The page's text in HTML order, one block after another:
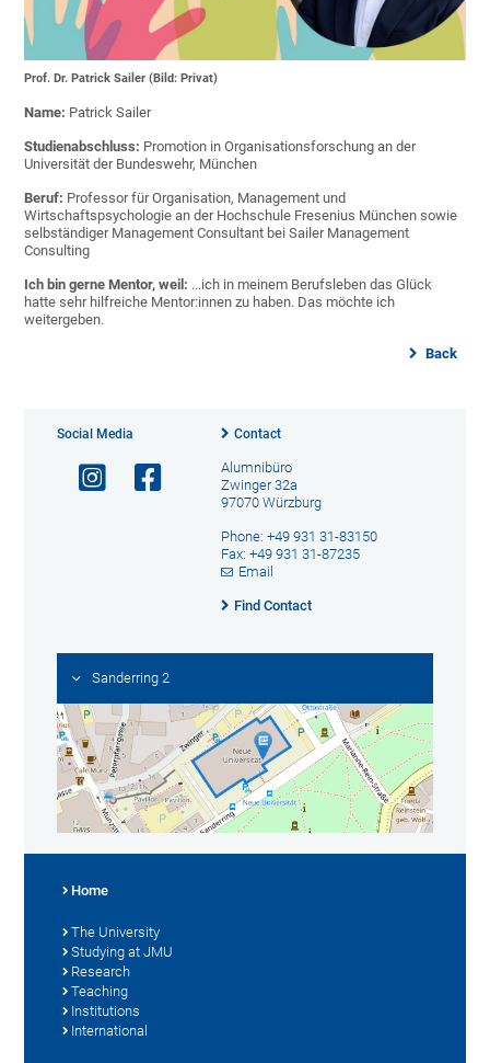
Prof. Dr. Patrick Sailer (Bild: Privat)
Name: Patrick Sailer
Studienabschluss: Promotion in Organisationsforschung an der
Universität der Bundeswehr, München
Beruf: Professor für Organisation, Management und
Wirtschaftspsychologie an der Hochschule Fresenius München sowie
selbständiger Management Consultant bei Sailer Management
Consulting
Ich bin gerne Mentor, weil: ...ich in meinem Berufsleben das Glück
hatte sehr hilfreiche Mentor:innen zu haben. Das möchte ich
weitergeben.
Back
Social Media Contact
Alumnibüro
Zwinger 32a
97070 Würzburg
Phone: +49 931 31-83150
Fax: +49 931 31-87235
Email
Find Contact
Sanderring 2
Home
The University
Studying at JMU
Research
Teaching
Institutions
International